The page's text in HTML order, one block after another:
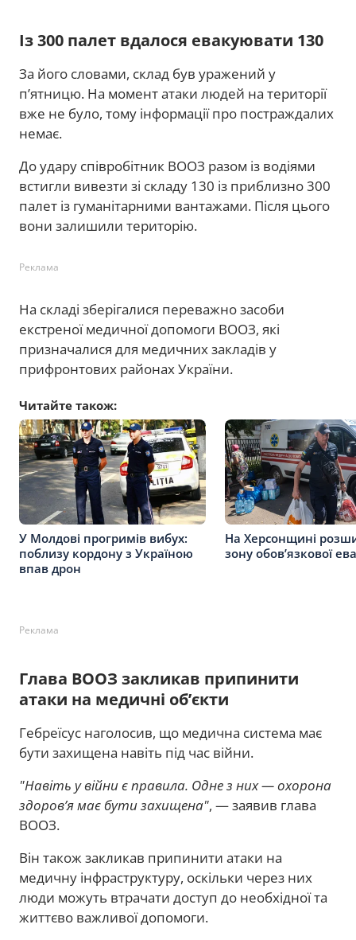
Із 300 палет вдалося евакуювати 130
За його словами, склад був уражений у
п’ятницю. На момент атаки людей на території
вже не було, тому інформації про постраждалих
немає.
До удару співробітник ВООЗ разом із водіями
встигли вивезти зі складу 130 із приблизно 300
палет із гуманітарними вантажами. Після цього
вони залишили територію.
Реклама
На складі зберігалися переважно засоби
екстреної медичної допомоги ВООЗ, які
призначалися для медичних закладів у
прифронтових районах України.
Читайте також:
У Молдові прогримів вибух:
поблизу кордону з Україною
впав дрон
На Херсонщині
зону обов’язкової
Реклама
Глава ВООЗ закликав припинити
атаки на медичні об’єкти
Гебреїсус наголосив, що медична система має
бути захищена навіть під час війни.
"Навіть у війни є правила. Одне з них — охорона
здоров’я має бути захищена", — заявив глава
ВООЗ.
Він також закликав припинити атаки на
медичну інфраструктуру, оскільки через них
люди можуть втрачати доступ до необхідної та
життєво важливої допомоги.